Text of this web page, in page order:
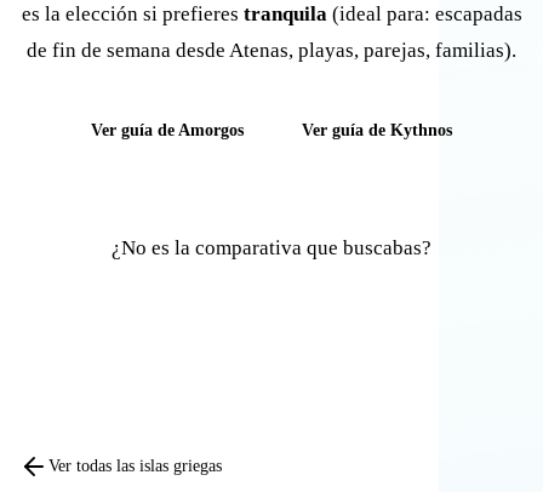
es la elección si prefieres tranquila (ideal para: escapadas
de fin de semana desde Atenas, playas, parejas, familias).
Ver guía de Amorgos Ver guía de Kythnos
¿No es la comparativa que buscabas?
Ver todas las islas griegas